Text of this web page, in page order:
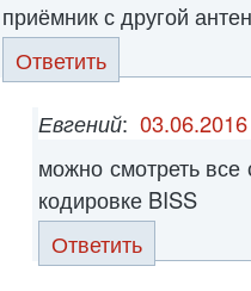
приёмник с другой
Ответить
Евгений:
можно смотреть все
кодировке BISS
Ответить